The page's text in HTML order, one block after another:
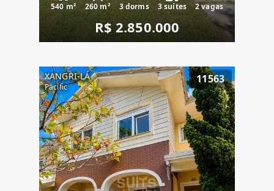
540 m² 260 m² 3 dorms 3 suítes 2 vagas
R$ 2.850.000
XANGRI-LÁ
Pacific
11563